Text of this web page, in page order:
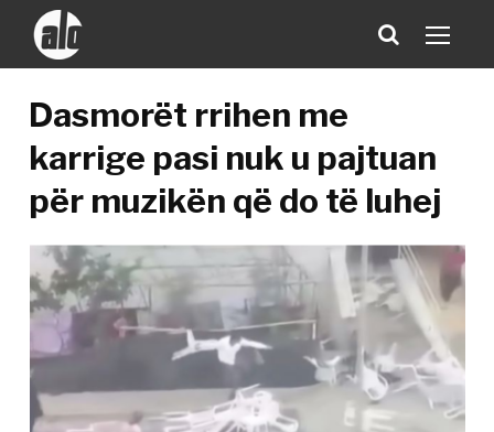
Dasmorët rrihen me
karrige pasi nuk u pajtuan
për muzikën që do të luhej